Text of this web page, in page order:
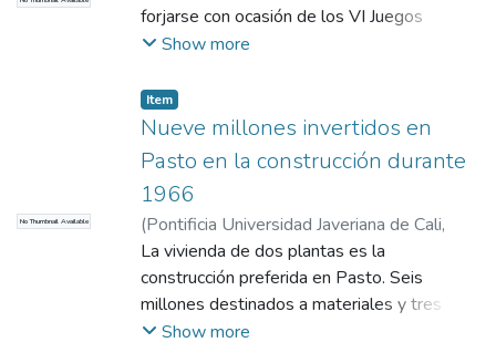
forjarse con ocasión de los VI Juegos
Panamericanos. Concluido el certamen
del mismo ritmo en materia de inversiones
públicas y privadas. En respuesta a esas
inquietudes, el alcalde Carlos Holguín Sardi,
anunció ayer, la iniciación del plan
“Continuemos”, en virtud del cual se hará
una inversión de 200 millones de pesos en
tres años.
Show more
No Thumbnail Available
Item
Nueve millones invertidos en
Pasto en la construcción durante
1966
(Pontificia Universidad Javeriana de Cali,
2017)COMHISTORIA
La vivienda de dos plantas es la
construcción preferida en Pasto. Seis
millones destinados a materiales y tres
millones a pago de obreros a 44.987
Show more